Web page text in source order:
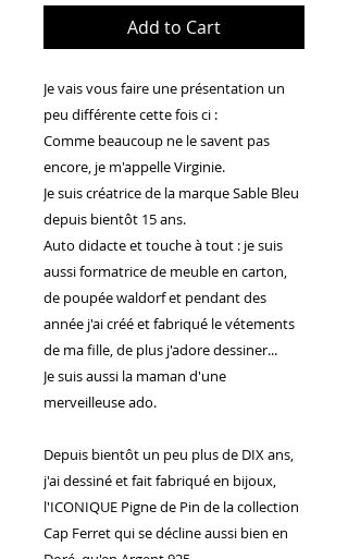
Add to Cart
Je vais vous faire une présentation un
peu différente cette fois ci :
Comme beaucoup ne le savent pas
encore, je m'appelle Virginie.
Je suis créatrice de la marque Sable Bleu
depuis bientôt 15 ans.
Auto didacte et touche à tout : je suis
aussi formatrice de meuble en carton,
de poupée waldorf et pendant des
année j'ai créé et fabriqué le vétements
de ma fille, de plus j'adore dessiner...
Je suis aussi la maman d'une
merveilleuse ado.
Depuis bientôt un peu plus de DIX ans,
j'ai dessiné et fait fabriqué en bijoux,
l'ICONIQUE Pigne de Pin de la collection
Cap Ferret qui se décline aussi bien en